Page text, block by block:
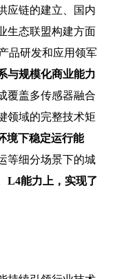
应链的建立、国内
生态联盟构建方面
品研发和应用领军
与规模化商业能力
覆盖多传感器融合
领域的完整技术矩
境下稳定运行能
等细分场景下的城
L4能力上，实现了